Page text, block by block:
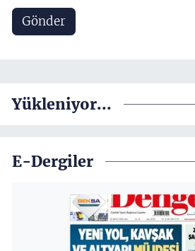
Gönder
Yükleniyor...
E-Dergiler